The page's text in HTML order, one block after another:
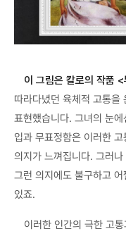
이 그림은 칼로의 작품
따라다녔던 육체적 고통을
표현했습니다. 그녀의 눈
입과 무표정함은 이러한
의지가 느껴집니다. 그러
그런 의지에도 불구하고
있죠.
이러한 인간의 극한 고